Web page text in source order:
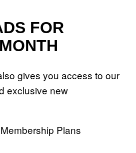
FOR
gives you access to our
exclusive new
Plans